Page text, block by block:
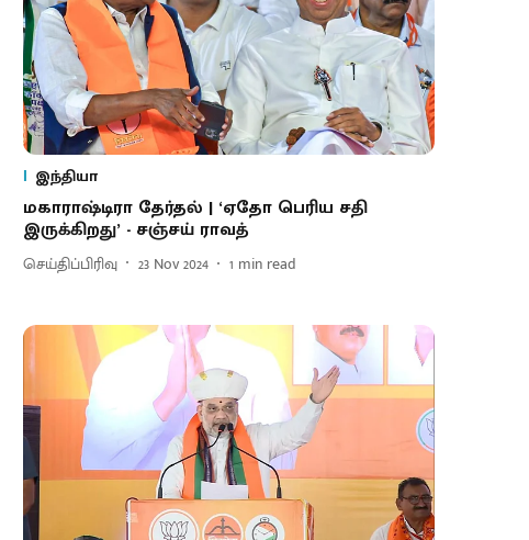
இந்தியா
மகாராஷ்டிரா தேர்தல் | ‘ஏதோ பெரிய சதி
இருக்கிறது’ - சஞ்சய் ராவத்
செய்திப்பிரிவு 23 Nov 2024 1 min read